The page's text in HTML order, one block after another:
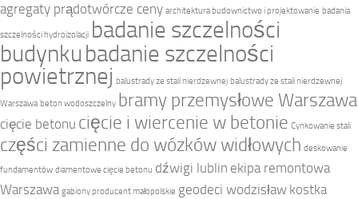
agregaty prądotwórcze ceny architektura budownictwo i projektowanie badania
szczelności hydroizolacji badanie szczelności
budynku badanie szczelności
powietrznej balustrady ze stali nierdzewnej balustrady ze stali nierdzewnej
Warszawa beton wodoszczelny bramy przemysłowe Warszawa
cięcie betonu cięcie i wiercenie w betonie Cynkowanie stali
części zamienne do wózków widłowych deskowanie
fundamentów diamentowe cięcie betonu dźwigi lublin ekipa remontowa
Warszawa gabiony producent małopolskie geodeci wodzisław kostka